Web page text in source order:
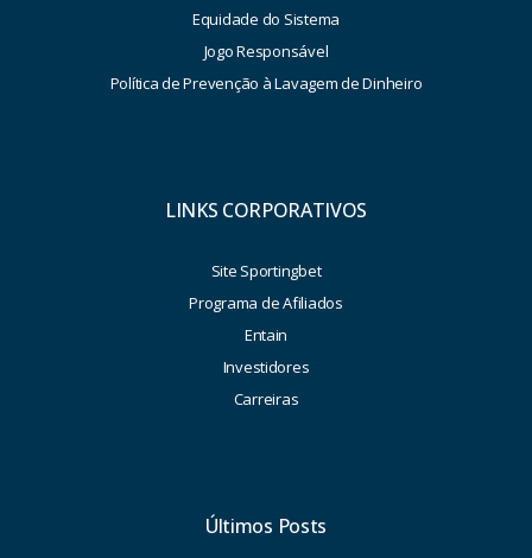
Equidade do Sistema
Jogo Responsável
Política de Prevenção à Lavagem de Dinheiro
LINKS CORPORATIVOS
Site Sportingbet
Programa de Afiliados
Entain
Investidores
Carreiras
Últimos Posts